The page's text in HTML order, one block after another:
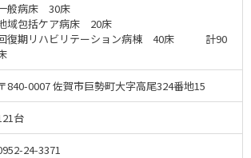
般病床 30床
域包括ケア病床 20床
復期リハビリテーション病棟 40床 計90
840-0007 佐賀市巨勢町大字高尾324番地15
台
24-3371